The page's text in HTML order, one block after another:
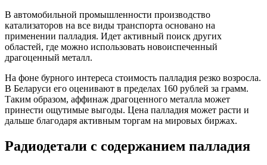
В автомобильной промышленности производство
катализаторов на все виды транспорта основано на
применении палладия. Идет активный поиск других
областей, где можно использовать новоиспеченный
драгоценный металл.
На фоне бурного интереса стоимость палладия резко возросла.
В Беларуси его оценивают в пределах 160 рублей за грамм.
Таким образом, аффинаж драгоценного металла может
принести ощутимые выгоды. Цена палладия может расти и
дальше благодаря активным торгам на мировых биржах.
Радиодетали с содержанием палладия